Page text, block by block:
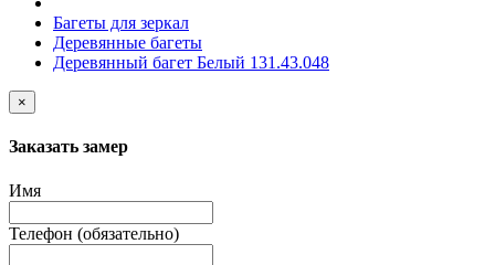
Багеты для зеркал
Деревянные багеты
Деревянный багет Белый 131.43.048
×
Заказать замер
Имя
Телефон (обязательно)